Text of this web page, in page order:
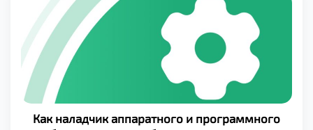
этой специальности — это не только освоение […]
Как наладчик аппаратного и программного